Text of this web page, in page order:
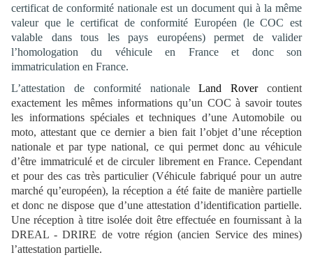
certificat de conformité nationale est un document qui à la même
valeur que le certificat de conformité Européen (le COC est
valable dans tous les pays européens) permet de valider
l’homologation du véhicule en France et donc son
immatriculation en France.
L’attestation de conformité nationaleLand Rovercontient
exactement les mêmes informations qu’un COC à savoir toutes
les informations spéciales et techniques d’une Automobile ou
moto, attestant que ce dernier a bien fait l’objet d’une réception
nationale et par type national, ce qui permet donc au véhicule
d’être immatriculé et de circuler librement en France. Cependant
et pour des cas très particulier (Véhicule fabriqué pour un autre
marché qu’européen), la réception a été faite de manière partielle
et donc ne dispose que d’une attestation d’identification partielle.
Une réception à titre isolée doit être effectuée en fournissant à la
DREAL - DRIRE de votre région (ancien Service des mines)
l’attestation partielle.